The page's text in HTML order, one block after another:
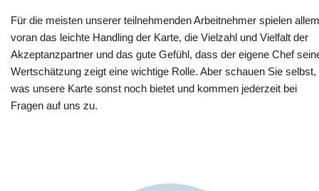
Für die meisten unserer teilnehmenden Arbeitnehmer spielen allem
voran das leichte Handling der Karte, die Vielzahl und Vielfalt der
Akzeptanzpartner und das gute Gefühl, dass der eigene Chef
Wertschätzung zeigt eine wichtige Rolle. Aber schauen Sie selbst,
was unsere Karte sonst noch bietet und kommen jederzeit bei
Fragen auf uns zu.